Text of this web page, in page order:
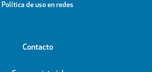
Política de uso en redes
Contacto